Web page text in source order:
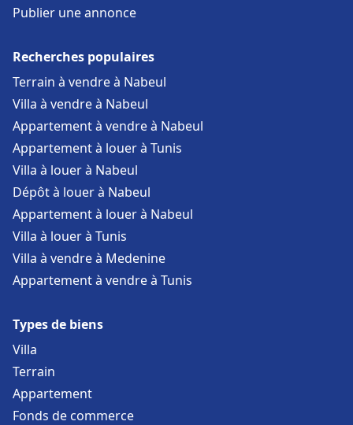
Publier une annonce
Recherches populaires
Terrain à vendre à Nabeul
Villa à vendre à Nabeul
Appartement à vendre à Nabeul
Appartement à louer à Tunis
Villa à louer à Nabeul
Dépôt à louer à Nabeul
Appartement à louer à Nabeul
Villa à louer à Tunis
Villa à vendre à Medenine
Appartement à vendre à Tunis
Types de biens
Villa
Terrain
Appartement
Fonds de commerce